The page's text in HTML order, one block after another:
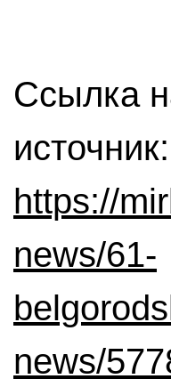
Ссылка
источник:
https://
news/61-
news/